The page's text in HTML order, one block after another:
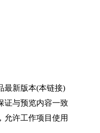
最新版本(本链接)
证与预览内容一致
允许工作项目使用